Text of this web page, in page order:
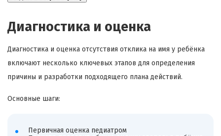
Диагностика и оценка
Диагностика и оценка отсутствия отклика на имя у ребёнка
включают несколько ключевых этапов для определения
причины и разработки подходящего плана действий.
Основные шаги:
Первичная оценка педиатром